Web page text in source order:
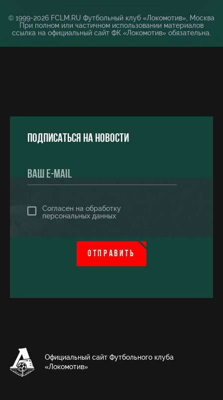
© 1999-2026 FCLM.RU Футбольный клуб «Локомотив», Москва
При полном или частичном использовании материалов
ссылка на официальный сайт ФК «Локомотив» обязательна.
Подписаться на новости
Согласен на обработку
персональных данных
ОТПРАВИТЬ
Официальный сайт Футбольного клуба
«Локомотив»